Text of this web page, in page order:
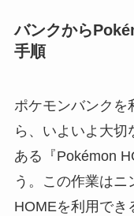
バンクから
手順
ポケモンバンクを
ら、いよいよ大
ある『Pokémon
う。この作業は
HOMEを利用でき